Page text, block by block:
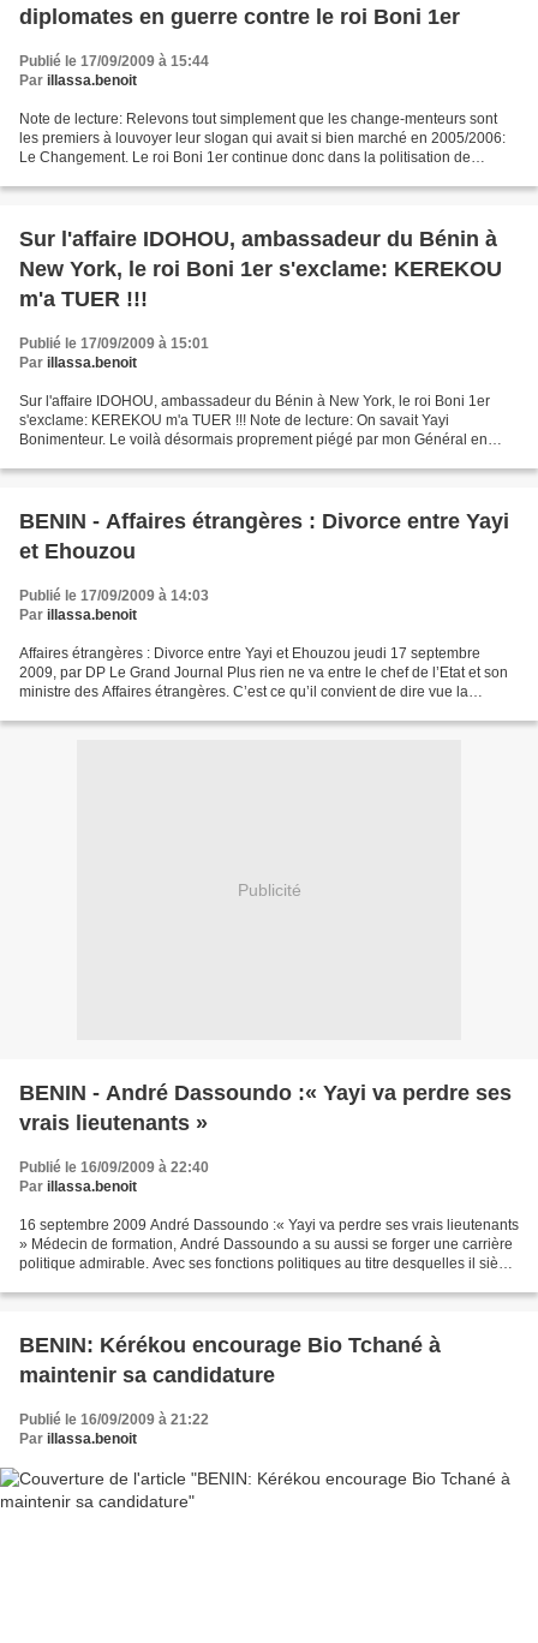
diplomates en guerre contre le roi Boni 1er
Publié le 17/09/2009 à 15:44
Par illassa.benoit
Note de lecture: Relevons tout simplement que les change-menteurs sont
les premiers à louvoyer leur slogan qui avait si bien marché en 2005/2006:
Le Changement. Le roi Boni 1er continue donc dans la politisation de
Sur l'affaire IDOHOU, ambassadeur du Bénin à
New York, le roi Boni 1er s'exclame: KEREKOU
m'a TUER !!!
Publié le 17/09/2009 à 15:01
Par illassa.benoit
Sur l'affaire IDOHOU, ambassadeur du Bénin à New York, le roi Boni 1er
s'exclame: KEREKOU m'a TUER !!! Note de lecture: On savait Yayi
Bonimenteur. Le voilà désormais proprement piégé par mon Général en
BENIN - Affaires étrangères : Divorce entre Yayi
et Ehouzou
Publié le 17/09/2009 à 14:03
Par illassa.benoit
Affaires étrangères : Divorce entre Yayi et Ehouzou jeudi 17 septembre
2009, par DP Le Grand Journal Plus rien ne va entre le chef de l’Etat et son
ministre des Affaires étrangères. C’est ce qu’il convient de dire vue la
Publicité
BENIN - André Dassoundo :« Yayi va perdre ses
vrais lieutenants »
Publié le 16/09/2009 à 22:40
Par illassa.benoit
16 septembre 2009 André Dassoundo :« Yayi va perdre ses vrais lieutenants
» Médecin de formation, André Dassoundo a su aussi se forger une carrière
politique admirable. Avec ses fonctions politiques au titre desquelles il siège
BENIN: Kérékou encourage Bio Tchané à
maintenir sa candidature
Publié le 16/09/2009 à 21:22
Par illassa.benoit